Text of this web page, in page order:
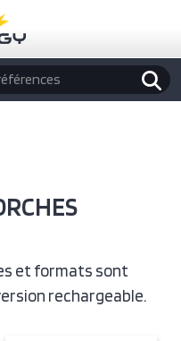
et formats sont
rechargeable.